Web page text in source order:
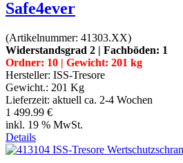
Safe4ever
(Artikelnummer: 41303.XX)
Widerstandsgrad 2 | Fachböden: 1
Ordner: 10 | Gewicht: 201 kg
Hersteller: ISS-Tresore
Gewicht.: 201 Kg
Lieferzeit: aktuell ca. 2-4 Wochen
1 499.99 €
inkl. 19 % MwSt.
Details